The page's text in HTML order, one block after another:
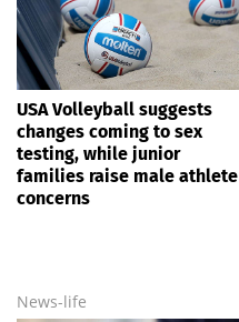
USA Volleyball suggests
changes coming to sex
testing, while junior
families raise male athlete
concerns
News-life